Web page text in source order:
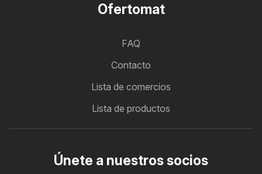
Ofertomat
FAQ
Contacto
Lista de comercios
Lista de productos
Únete a nuestros socios